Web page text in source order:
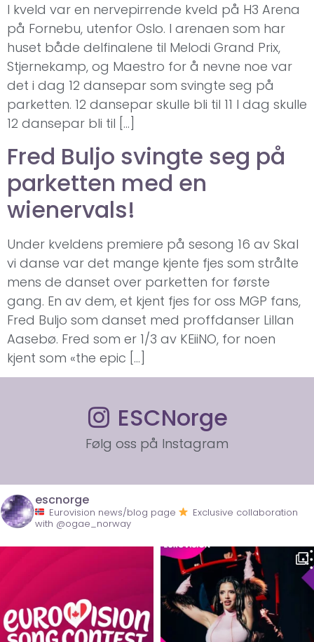
I kveld var en nervepirrende kveld på H3 Arena
på Fornebu, utenfor Oslo. I arenaen som har
huset både delfinalene til Melodi Grand Prix,
Stjernekamp, og Maestro for å nevne noe var
det i dag 12 dansepar som svingte seg på
parketten. 12 dansepar skulle bli til 11 I dag skulle
12 dansepar bli til […]
Fred Buljo svingte seg på
parketten med en
wienervals!
Under kveldens premiere på sesong 16 av Skal
vi danse var det mange kjente fjes som strålte
mens de danset over parketten for første
gang. En av dem, et kjent fjes for oss MGP fans,
Fred Buljo som danset med proffdanser Lillan
Aasebø. Fred som er 1/3 av KEiiNO, for noen
kjent som «the epic […]
ESCNorge
Følg oss på Instagram
escnorge
Eurovision news/blog page
Exclusive collaboration
with @ogae_norway